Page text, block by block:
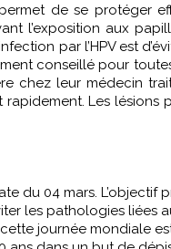
de se protéger
l’exposition aux
par l’HPV est
conseillé pour
chez leur médecin
Les lésions
du 04 mars. L’objectif
les pathologies liées
journée mondiale